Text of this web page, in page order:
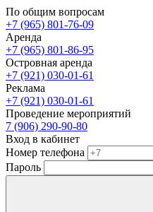
По общим вопросам
+7 (965) 801-76-09
Аренда
+7 (965) 801-86-95
Островная аренда
+7 (921) 030-01-61
Реклама
+7 (921) 030-01-61
Проведение мероприятий
7 (906) 290-90-80
Вход в кабинет
Номер телефона
Пароль